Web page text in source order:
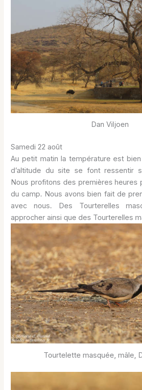
Dan Viljoen
Samedi 22 août
Au petit matin la température est
d’altitude du site se font ressentir
Nous profitons des premières heures
du camp. Nous avons bien fait de
avec nous. Des Tourterelles
approcher ainsi que des Tourterelles
Tourtelette masquée, mâle,